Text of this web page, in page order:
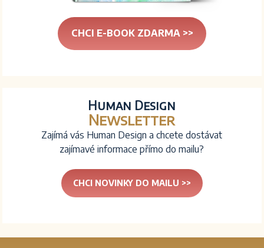
CHCI E-BOOK ZDARMA >>
Human Design
Newsletter
Zajímá vás Human Design a chcete dostávat
zajímavé informace přímo do mailu?
CHCI NOVINKY DO MAILU >>